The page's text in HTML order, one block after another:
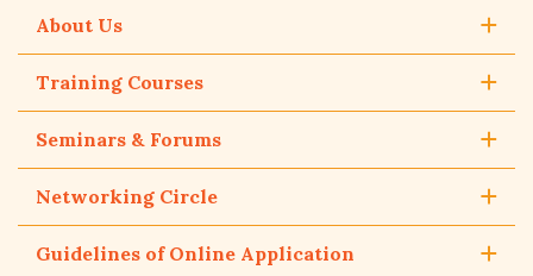
About Us
Training Courses
Seminars & Forums
Networking Circle
Guidelines of Online Application